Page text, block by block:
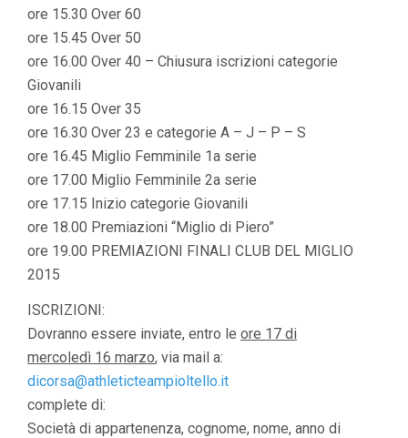
ore 15.30 Over 60
ore 15.45 Over 50
ore 16.00 Over 40 – Chiusura iscrizioni categorie
Giovanili
ore 16.15 Over 35
ore 16.30 Over 23 e categorie A – J – P – S
ore 16.45 Miglio Femminile 1a serie
ore 17.00 Miglio Femminile 2a serie
ore 17.15 Inizio categorie Giovanili
ore 18.00 Premiazioni “Miglio di Piero”
ore 19.00 PREMIAZIONI FINALI CLUB DEL MIGLIO
2015
ISCRIZIONI:
Dovranno essere inviate, entro le ore 17 di
mercoledì 16 marzo, via mail a:
dicorsa@athleticteampioltello.it
complete di:
Società di appartenenza, cognome, nome, anno di